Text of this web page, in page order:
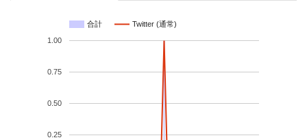
合計 Twitter (通常)
0.25
0.50
0.75
1.00